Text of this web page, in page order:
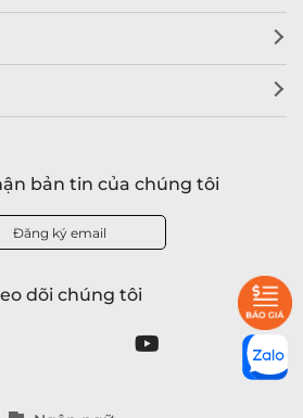
bản tin của chúng tôi
Đăng ký email
dõi chúng tôi